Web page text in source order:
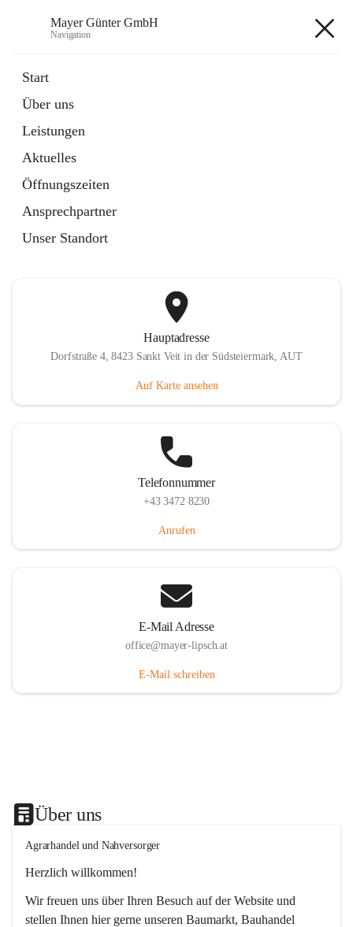
Mayer Günter GmbH
Navigation
Start
Über uns
Leistungen
Aktuelles
Öffnungszeiten
Ansprechpartner
Unser Standort
Artikel
in
Tab
TRANSPORTE
Artikel
öffnet
in
neuem
Tab
Hauptadresse
Dorfstraße 4, 8423 Sankt Veit in der Südsteiermark, AUT
Auf Karte ansehen
Telefonnummer
+43 3472 8230
Anrufen
E-Mail Adresse
office@mayer-lipsch.at
E-Mail schreiben
Über uns
Agrarhandel und Nahversorger
Herzlich willkommen!
Wir freuen uns über Ihren Besuch auf der Website und
stellen Ihnen hier gerne unseren Baumarkt, Bauhandel